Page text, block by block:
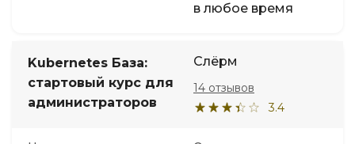
в любое время
Kubernetes База:
стартовый курс для
администраторов
Слёрм
3.4
14 отзывов